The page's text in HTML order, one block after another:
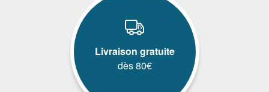
Livraison gratuite
dès 80€